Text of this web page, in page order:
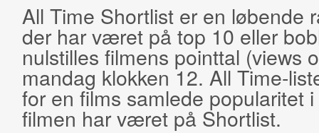
All Time Shortlist er en løbende
der har været på top 10 eller
nulstilles filmens pointtal (views
mandag klokken 12. All Time-
for en films samlede popularitet
filmen har været på Shortlist.